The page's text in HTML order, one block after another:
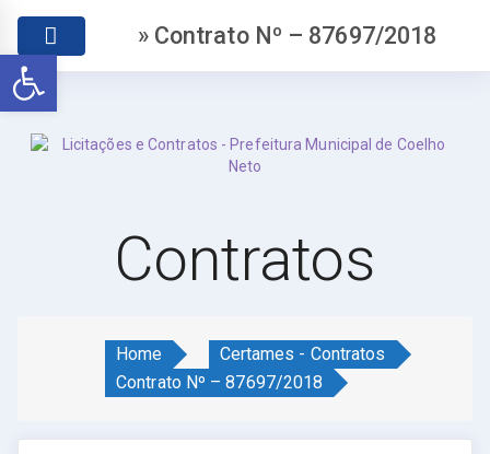
Abrir a barra de ferramentas
» Contrato Nº – 87697/2018
Contratos
Home
Certames - Contratos
Contrato Nº – 87697/2018